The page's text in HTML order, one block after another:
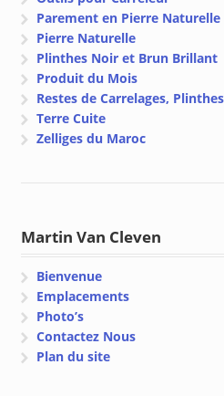
Parement en Pierre Naturelle
Pierre Naturelle
Plinthes Noir et Brun Brillant
Produit du Mois
Restes de Carrelages,
Terre Cuite
Zelliges du Maroc
Martin Van Cleven
Bienvenue
Emplacements
Photo’s
Contactez Nous
Plan du site